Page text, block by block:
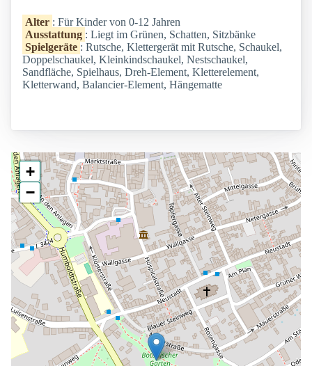
Alter : Für Kinder von 0-12 Jahren
Ausstattung : Liegt im Grünen, Schatten, Sitzbänke
Spielgeräte : Rutsche, Klettergerät mit Rutsche, Schaukel,
Doppelschaukel, Kleinkindschaukel, Nestschaukel,
Sandfläche, Spielhaus, Dreh-Element, Kletterelement,
Kletterwand, Balancier-Element, Hängematte
+
−